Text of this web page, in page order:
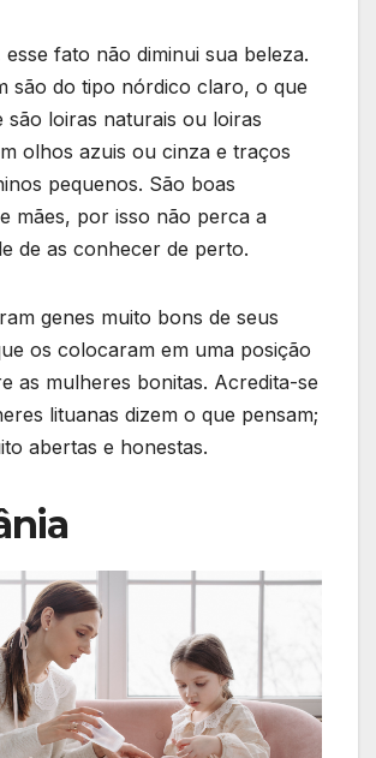
fato não diminui sua beleza.
são do tipo nórdico claro, o que
são loiras naturais ou loiras
olhos azuis ou cinza e traços
pequenos. São boas
mães, por isso não perca a
de as conhecer de perto.
genes muito bons de seus
os colocaram em uma posição
as mulheres bonitas. Acredita-se
lituanas dizem o que pensam;
abertas e honestas.